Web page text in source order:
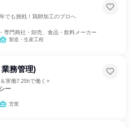
でも挑戦！鶏卵加工のプロへ
専門商社・卸売、食品・飲料メーカー
製造・生産工程
務管理)
実働7.25hで働く⭐
ー
営業